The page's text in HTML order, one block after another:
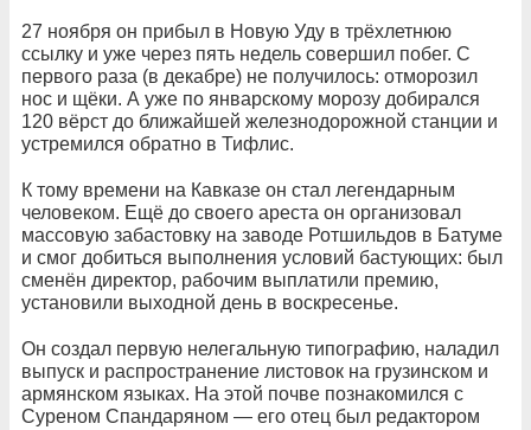
27 ноября он прибыл в Новую Уду в трёхлетнюю
ссылку и уже через пять недель совершил побег. С
первого раза (в декабре) не получилось: отморозил
нос и щёки. А уже по январскому морозу добирался
120 вёрст до ближайшей железнодорожной станции и
устремился обратно в Тифлис.
К тому времени на Кавказе он стал легендарным
человеком. Ещё до своего ареста он организовал
массовую забастовку на заводе Ротшильдов в Батуме
и смог добиться выполнения условий бастующих: был
сменён директор, рабочим выплатили премию,
установили выходной день в воскресенье.
Он создал первую нелегальную типографию, наладил
выпуск и распространение листовок на грузинском и
армянском языках. На этой почве познакомился с
Суреном Спандаряном — его отец был редактором